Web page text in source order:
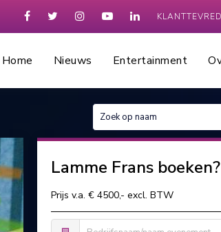
Home Nieuws Entertainment
Lamme Frans boeken?
Prijs v.a. € 4500,- excl. BTW